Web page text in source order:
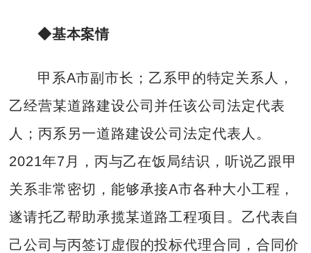
◆基本案情
甲系A市副市长；乙系甲的特定关系人，
乙经营某道路建设公司并任该公司法定代表
人；丙系另一道路建设公司法定代表人。
2021年7月，丙与乙在饭局结识，听说乙跟甲
关系非常密切，能够承接A市各种大小工程，
遂请托乙帮助承揽某道路工程项目。乙代表自
己公司与丙签订虚假的投标代理合同，合同价